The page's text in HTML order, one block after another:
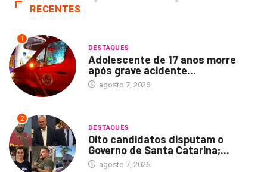
RECENTES
1
DESTAQUES
Adolescente de 17 anos morre
após grave acidente...
agosto 7, 2026
2
DESTAQUES
Oito candidatos disputam o
Governo de Santa Catarina;...
agosto 7, 2026